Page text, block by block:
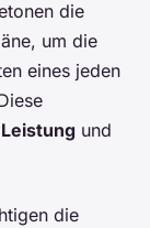
die
um die
eines jeden
Leistung und
die